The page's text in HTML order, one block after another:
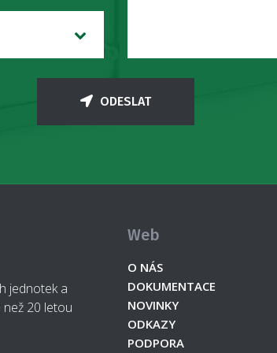
ODESLAT
jednotek a
než 20 letou
Web
O NÁS
DOKUMENTACE
NOVINKY
ODKAZY
PODPORA